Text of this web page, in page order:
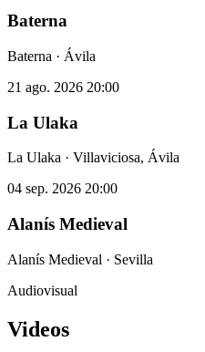
Baterna
Baterna · Ávila
21 ago. 2026 20:00
La Ulaka
La Ulaka · Villaviciosa, Ávila
04 sep. 2026 20:00
Alanís Medieval
Alanís Medieval · Sevilla
Audiovisual
Videos